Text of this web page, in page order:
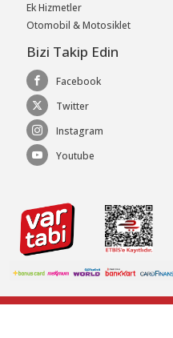
Ek Hizmetler
Otomobil & Motosiklet
Bizi Takip Edin
Facebook
Twitter
Instagram
Youtube